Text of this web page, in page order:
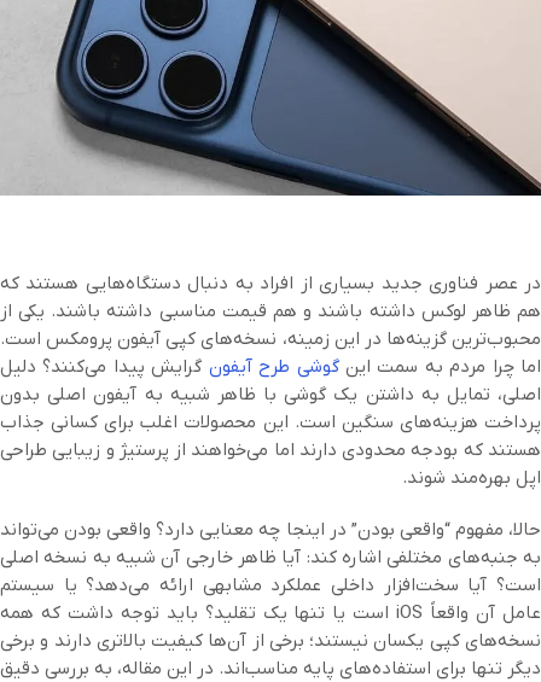
در عصر فناوری جدید بسیاری از افراد به دنبال دستگاه‌هایی هستند که
هم ظاهر لوکس داشته باشند و هم قیمت مناسبی داشته باشند. یکی از
محبوب‌ترین گزینه‌ها در این زمینه، نسخه‌های کپی آیفون پرومکس است.
اما چرا مردم به سمت اینگوشی طرح آیفون گرایش پیدا می‌کنند؟ دلیل
اصلی، تمایل به داشتن یک گوشی با ظاهر شبیه به آیفون اصلی بدون
پرداخت هزینه‌های سنگین است. این محصولات اغلب برای کسانی جذاب
هستند که بودجه محدودی دارند اما می‌خواهند از پرستیژ و زیبایی طراحی
اپل بهره‌مند شوند.
حالا، مفهوم “واقعی بودن” در اینجا چه معنایی دارد؟ واقعی بودن می‌تواند
به جنبه‌های مختلفی اشاره کند: آیا ظاهر خارجی آن شبیه به نسخه اصلی
است؟ آیا سخت‌افزار داخلی عملکرد مشابهی ارائه می‌دهد؟ یا سیستم
عامل آن واقعاً iOS است یا تنها یک تقلید؟ باید توجه داشت که همه
نسخه‌های کپی یکسان نیستند؛ برخی از آن‌ها کیفیت بالاتری دارند و برخی
دیگر تنها برای استفاده‌های پایه مناسب‌اند. در این مقاله، به بررسی دقیق